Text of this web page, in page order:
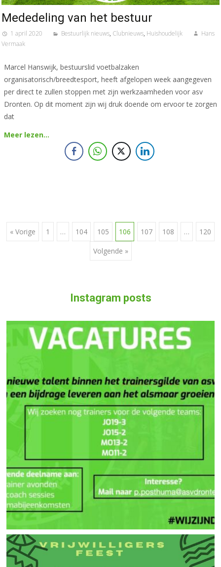
Mededeling van het bestuur
1 april 2020 Bestuurlijk nieuws, Clubnieuws, Huishoudelijk
Hans
Vermaak
Marcel Hanswijk, bestuurslid voetbalzaken
organisatorisch/breedtesport, heeft afgelopen week aangegeven
per direct te zullen stoppen met zijn werkzaamheden voor asv
Dronten. Op dit moment zijn wij druk doende om ervoor te zorgen
dat
Meer lezen…
Berichten navigatie
« Vorige 1 … 104 105 106 107 108 … 120
Volgende »
Instagram posts